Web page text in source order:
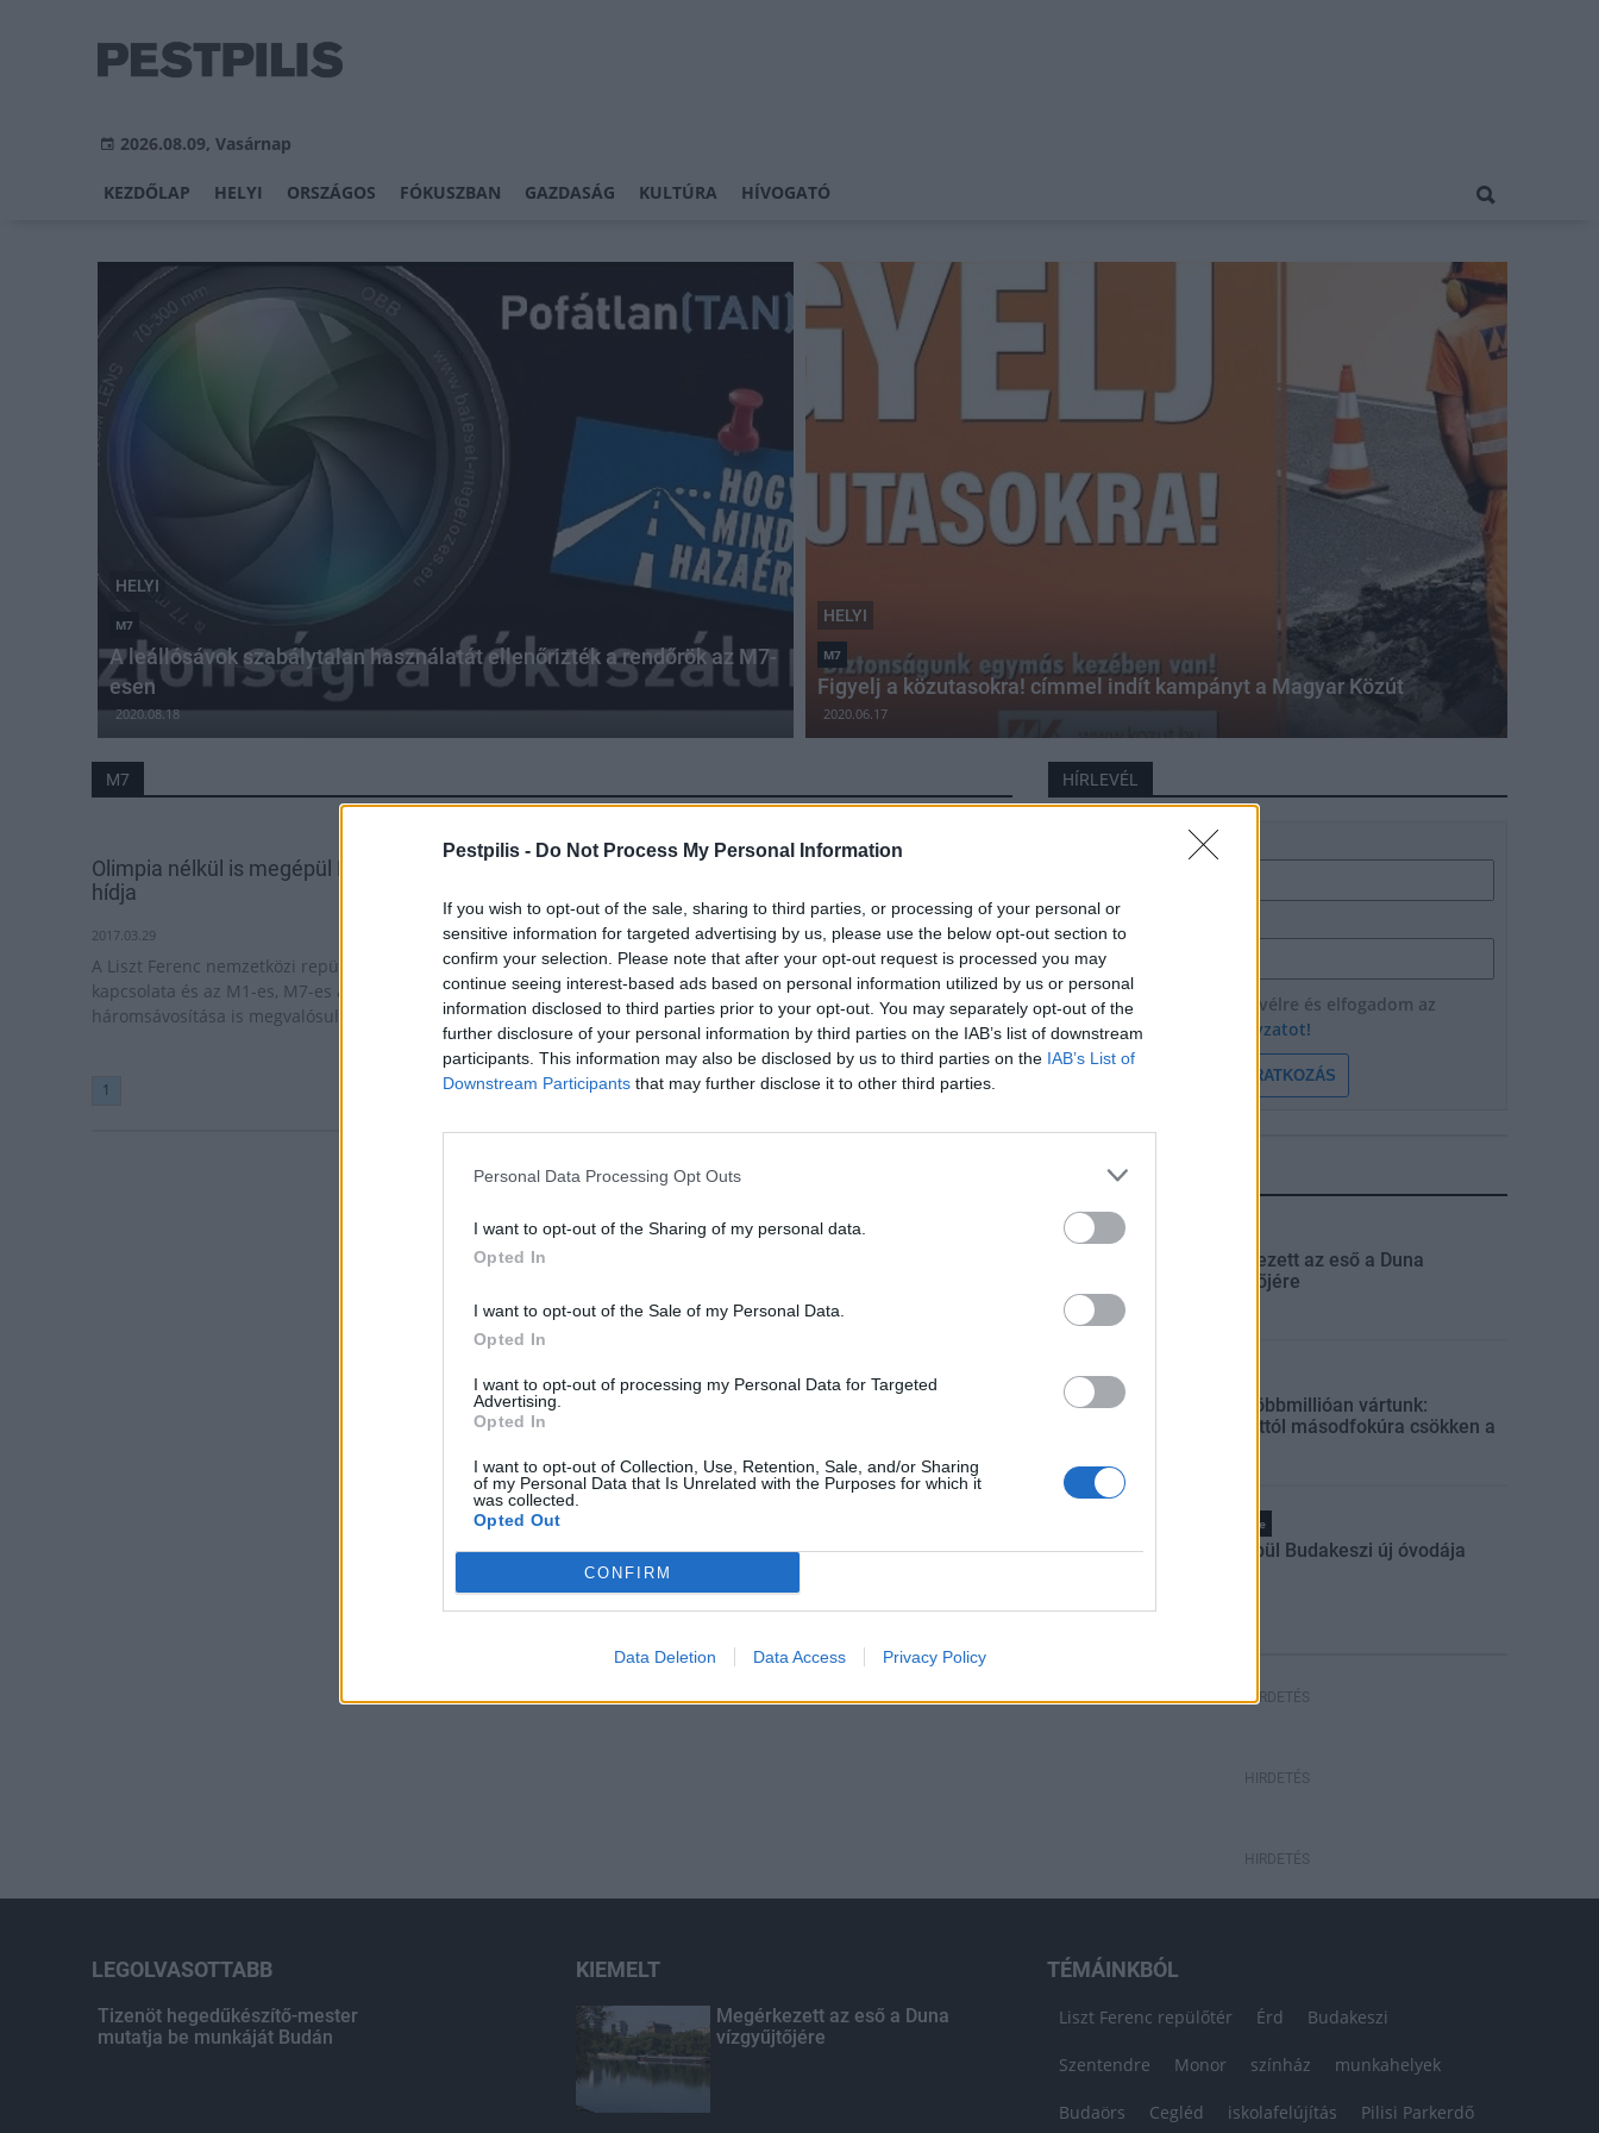
Pestpilis - Do Not Process My Personal Information
If you wish to opt-out of the sale, sharing to third parties, or processing of your personal or
sensitive information for targeted advertising by us, please use the below opt-out section to
confirm your selection. Please note that after your opt-out request is processed you may
continue seeing interest-based ads based on personal information utilized by us or personal
information disclosed to third parties prior to your opt-out. You may separately opt-out of the
further disclosure of your personal information by third parties on the IAB’s list of downstream
participants. This information may also be disclosed by us to third parties on the IAB’s List of
Downstream Participants that may further disclose it to other third parties.
Personal Data Processing Opt Outs
I want to opt-out of the Sharing of my personal data.
Opted In
I want to opt-out of the Sale of my Personal Data.
Opted In
I want to opt-out of processing my Personal Data for Targeted
Advertising.
Opted In
I want to opt-out of Collection, Use, Retention, Sale, and/or Sharing
of my Personal Data that Is Unrelated with the Purposes for which it
was collected.
Opted Out
CONFIRM
Data Deletion Data Access Privacy Policy
2026.08.09, Vasárnap
KEZDŐLAP HELYI ORSZÁGOS FÓKUSZBAN GAZDASÁG KULTÚRA HÍVOGATÓ
HELYI
M7
A leállósávok szabálytalan használatát ellenőrizték a rendőrök az M7-
esen
2020.08.18
HELYI
M7
Figyelj a közutasokra! címmel indít kampányt a Magyar Közút
2020.06.17
M7
Olimpia nélkül is megépül Budapest új közúti
hídja
2017.03.29
A Liszt Ferenc nemzetközi repülőtér kötött pályás
kapcsolata és az M1-es, M7-es autópálya
háromsávosítása is megvalósul.
Jelentősen csökken Érd közlekedési terhelése
2016.08.24
Az 1,36 milliárdos, átfogó fejlesztés megnövelte az érdi
lejáró kapacitását: többek közt körforgalom épült, és
négysávosodott az autópályáról levezető út.
1
HÍRLEVÉL
E-mail cím
Feliratkozom a hírlevélre és elfogadom az
adatvédelmi szabályzatot!
FELIRATKOZÁS
LEGFRISSEBB
Megérkezett az eső a Duna
vízgyűjtőjére
Amire többmillióan vártunk:
szombattól másodfokúra csökken a
Pest megye
Fából épül Budakeszi új óvodája
HIRDETÉS
HIRDETÉS
HIRDETÉS
LEGOLVASOTTABB
Tizenöt hegedűkészítő-mester
mutatja be munkáját Budán
KIEMELT
Megérkezett az eső a Duna
vízgyűjtőjére
TÉMÁINKBÓL
Liszt Ferenc repülőtér Érd Budakeszi
Szentendre Monor színház munkahelyek
Budaörs Cegléd iskolafelújítás Pilisi Parkerdő